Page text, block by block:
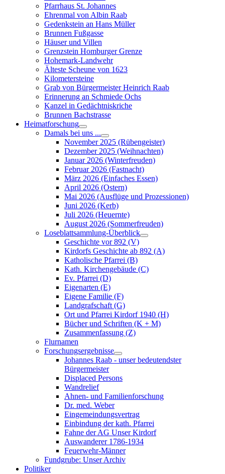
Pfarrhaus St. Johannes
Ehrenmal von Albin Raab
Gedenkstein an Hans Müller
Brunnen Fußgasse
Häuser und Villen
Grenzstein Homburger Grenze
Hohemark-Landwehr
Älteste Scheune von 1623
Kilometersteine
Grab von Bürgermeister Heinrich Raab
Erinnerung an Schmiede Ochs
Kanzel in Gedächtniskriche
Brunnen Bachstrasse
Heimatforschung
Damals bei uns ...
November 2025 (Rübengeister)
Dezember 2025 (Weihnachten)
Januar 2026 (Winterfreuden)
Februar 2026 (Fastnacht)
März 2026 (Einfaches Essen)
April 2026 (Ostern)
Mai 2026 (Ausflüge und Prozessionen)
Juni 2026 (Kerb)
Juli 2026 (Heuernte)
August 2026 (Sommerfreuden)
Loseblattsammlung-Überblick
Geschichte vor 892 (V)
Kirdorfs Geschichte ab 892 (A)
Katholische Pfarrei (B)
Kath. Kirchengebäude (C)
Ev. Pfarrei (D)
Eigenarten (E)
Eigene Familie (F)
Landgrafschaft (G)
Ort und Pfarrei Kirdorf 1940 (H)
Bücher und Schriften (K + M)
Zusammenfassung (Z)
Flurnamen
Forschungsergebnisse
Johannes Raab - unser bedeutendster
Bürgermeister
Displaced Persons
Wandrelief
Ahnen- und Familienforschung
Dr. med. Weber
Eingemeindungsvertrag
Einbindung der kath. Pfarrei
Fahne der AG Unser Kirdorf
Auswanderer 1786-1934
Feuerwehr-Männer
Fundgrube: Unser Archiv
Politiker